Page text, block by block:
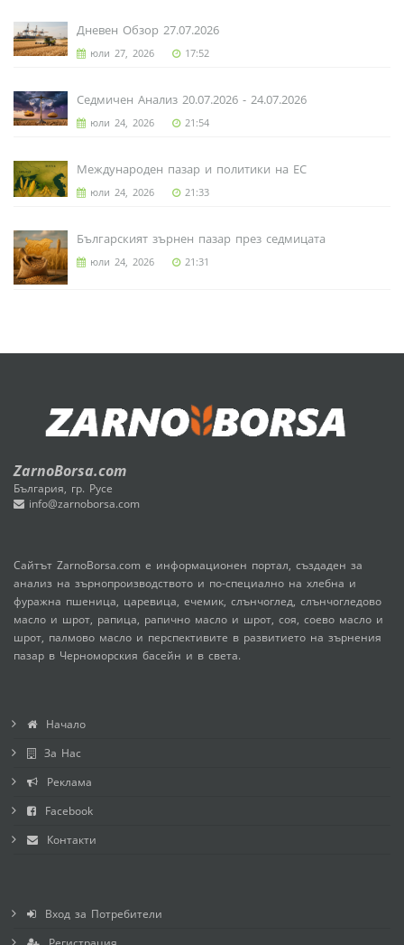
Дневен Обзор 27.07.2026
юли 27, 2026 17:52
Седмичен Анализ 20.07.2026 - 24.07.2026
юли 24, 2026 21:54
Международен пазар и политики на ЕС
юли 24, 2026 21:33
Българският зърнен пазар през седмицата
юли 24, 2026 21:31
ZarnoBorsa.com
България, гр. Русе
info@zarnoborsa.com
Сайтът ZarnoBorsa.com е информационен портал, създаден за
анализ на зърнопроизводството и по-специално на хлебна и
фуражна пшеница, царевица, ечемик, слънчоглед, слънчогледово
масло и шрот, рапица, рапично масло и шрот, соя, соево масло и
шрот, палмово масло и перспективите в развитието на зърнения
пазар в Черноморския басейн и в света.
Начало
За Нас
Реклама
Facebook
Контакти
Вход за Потребители